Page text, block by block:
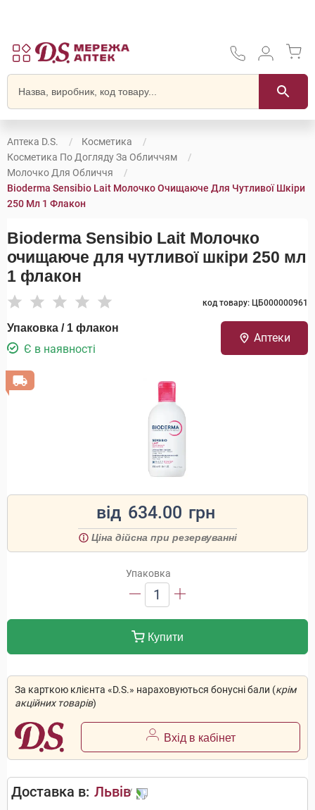
Аптека D.S.
Косметика
Косметика По Догляду За Обличчям
Молочко Для Обличчя
Bioderma Sensibio Lait Молочко Очищаюче Для Чутливої Шкіри
250 Мл 1 Флакон
Bioderma Sensibio Lait Молочко
очищаюче для чутливої шкіри 250 мл
1 флакон
код товару: ЦБ000000961
Упаковка / 1 флакон
Є в наявності
Аптеки
від 634.00 грн
Ціна дійсна при резервуванні
Упаковка
1
Купити
За карткою клієнта «D.S.» нараховуються бонусні бали (крім
акційних товарів)
Вхід в кабінет
Доставка в: Львів